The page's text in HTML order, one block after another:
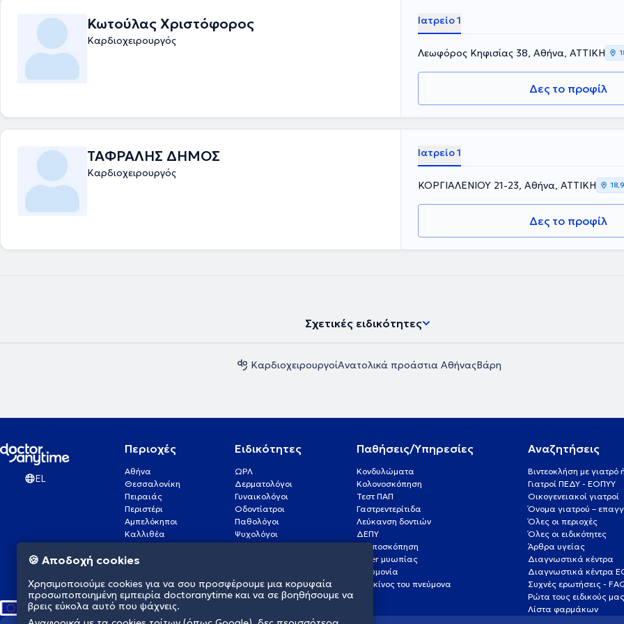
Κωτούλας Χριστόφορος
Καρδιοχειρουργός
Ιατρείο 1
Λεωφόρος Κηφισίας 38, Αθήνα, ΑΤΤΙΚΗ
Δες το προφίλ
ΤΑΦΡΑΛΗΣ ΔΗΜΟΣ
Καρδιοχειρουργός
Ιατρείο 1
ΚΟΡΓΙΑΛΕΝΙΟΥ 21-23, Αθήνα, ΑΤΤΙΚΗ
Δες το προφίλ
Σχετικές ειδικότητες
ΚαρδιοχειρουργοίΑνατολικά προάστια ΑθήναςΒάρη
EL
Περιοχές
Αθήνα
Θεσσαλονίκη
Πειραιάς
Περιστέρι
Αμπελόκηποι
Καλλιθέα
Πάτρα
Γλυφάδα
Νέα Σμύρνη
Ειδικότητες
ΩΡΛ
Δερματολόγοι
Γυναικολόγοι
Οδοντίατροι
Παθολόγοι
Ψυχολόγοι
Οφθαλμίατροι
Καρδιολόγοι
Παθήσεις/Υπηρεσίες
Κονδυλώματα
Κολονοσκόπηση
Τεστ ΠΑΠ
Γαστρεντερίτιδα
Λεύκανση δοντιών
ΔΕΠΥ
Κολποσκόπηση
Laser μυωπίας
Πνευμονία
Καρκίνος του πνεύμονα
Αναζητήσεις
Βιντεοκλήση με
Γιατροί ΠΕΔΥ - ΕΟΠΥΥ
Οικογενειακοί γιατροί
Όνομα γιατρού –
Όλες οι περιοχές
Όλες οι ειδικότητες
Άρθρα υγείας
Διαγνωστικά κέντρα
Διαγνωστικά κέντρα
Συχνές ερωτήσεις -
Ρώτα τους ειδικούς μας
Λίστα φαρμάκων
🍪 Αποδοχή cookies
Χρησιμοποιούμε cookies για να σου προσφέρουμε μια κορυφαία
προσωποποιημένη εμπειρία doctoranytime και να σε βοηθήσουμε να
βρεις εύκολα αυτό που ψάχνεις.